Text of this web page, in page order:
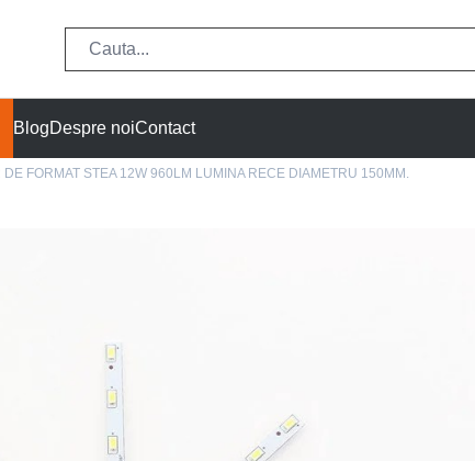
BlogDespre noiContact
FORMAT STEA 12W 960LM LUMINA RECE DIAMETRU 150MM.